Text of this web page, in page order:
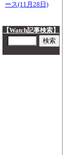
ース(11月28日)
【Watch記事検索】